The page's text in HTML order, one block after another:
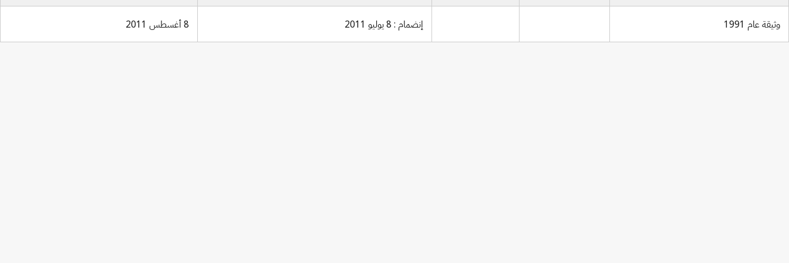
وثيقة عام 1991 إنضمام : 8 يوليو 2011 8 أغسطس 2011